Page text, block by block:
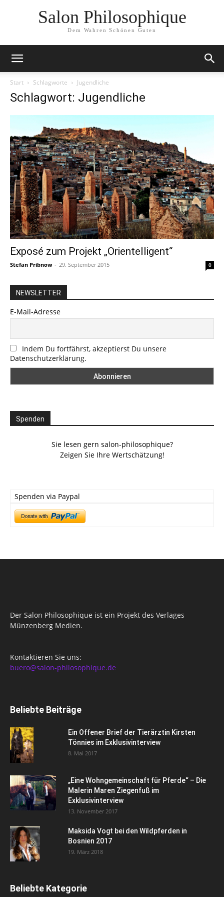
Salon Philosophique
Dem Wahren Schönen Guten
Start Schlagworte Jugendliche
Schlagwort: Jugendliche
Exposé zum Projekt „Orientelligent“
Stefan Pribnow - 29. September 2015 0
NEWSLETTER
E-Mail-Adresse
Indem Du fortfährst, akzeptierst Du unsere
Datenschutzerklärung.
Spenden
Sie lesen gern salon-philosophique?
Zeigen Sie Ihre Wertschätzung!
Spenden via Paypal
Der Salon Philosophique ist ein Projekt des Verlages
Münzenberg Medien.
Kontaktieren Sie uns:
buero@salon-philosophique.de
Beliebte Beiträge
Ein Offener Brief der Tierärztin Kirsten
Tönnies im Exklusivinterview
8. Mai 2017
„Eine Wohngemeinschaft für Pferde“ – Die
Malerin Maren Ziegenfuß im
Exklusivinterview
13. November 2017
Maksida Vogt bei den Wildpferden in
Bosnien 2017
19. März 2018
Beliebte Kategorie